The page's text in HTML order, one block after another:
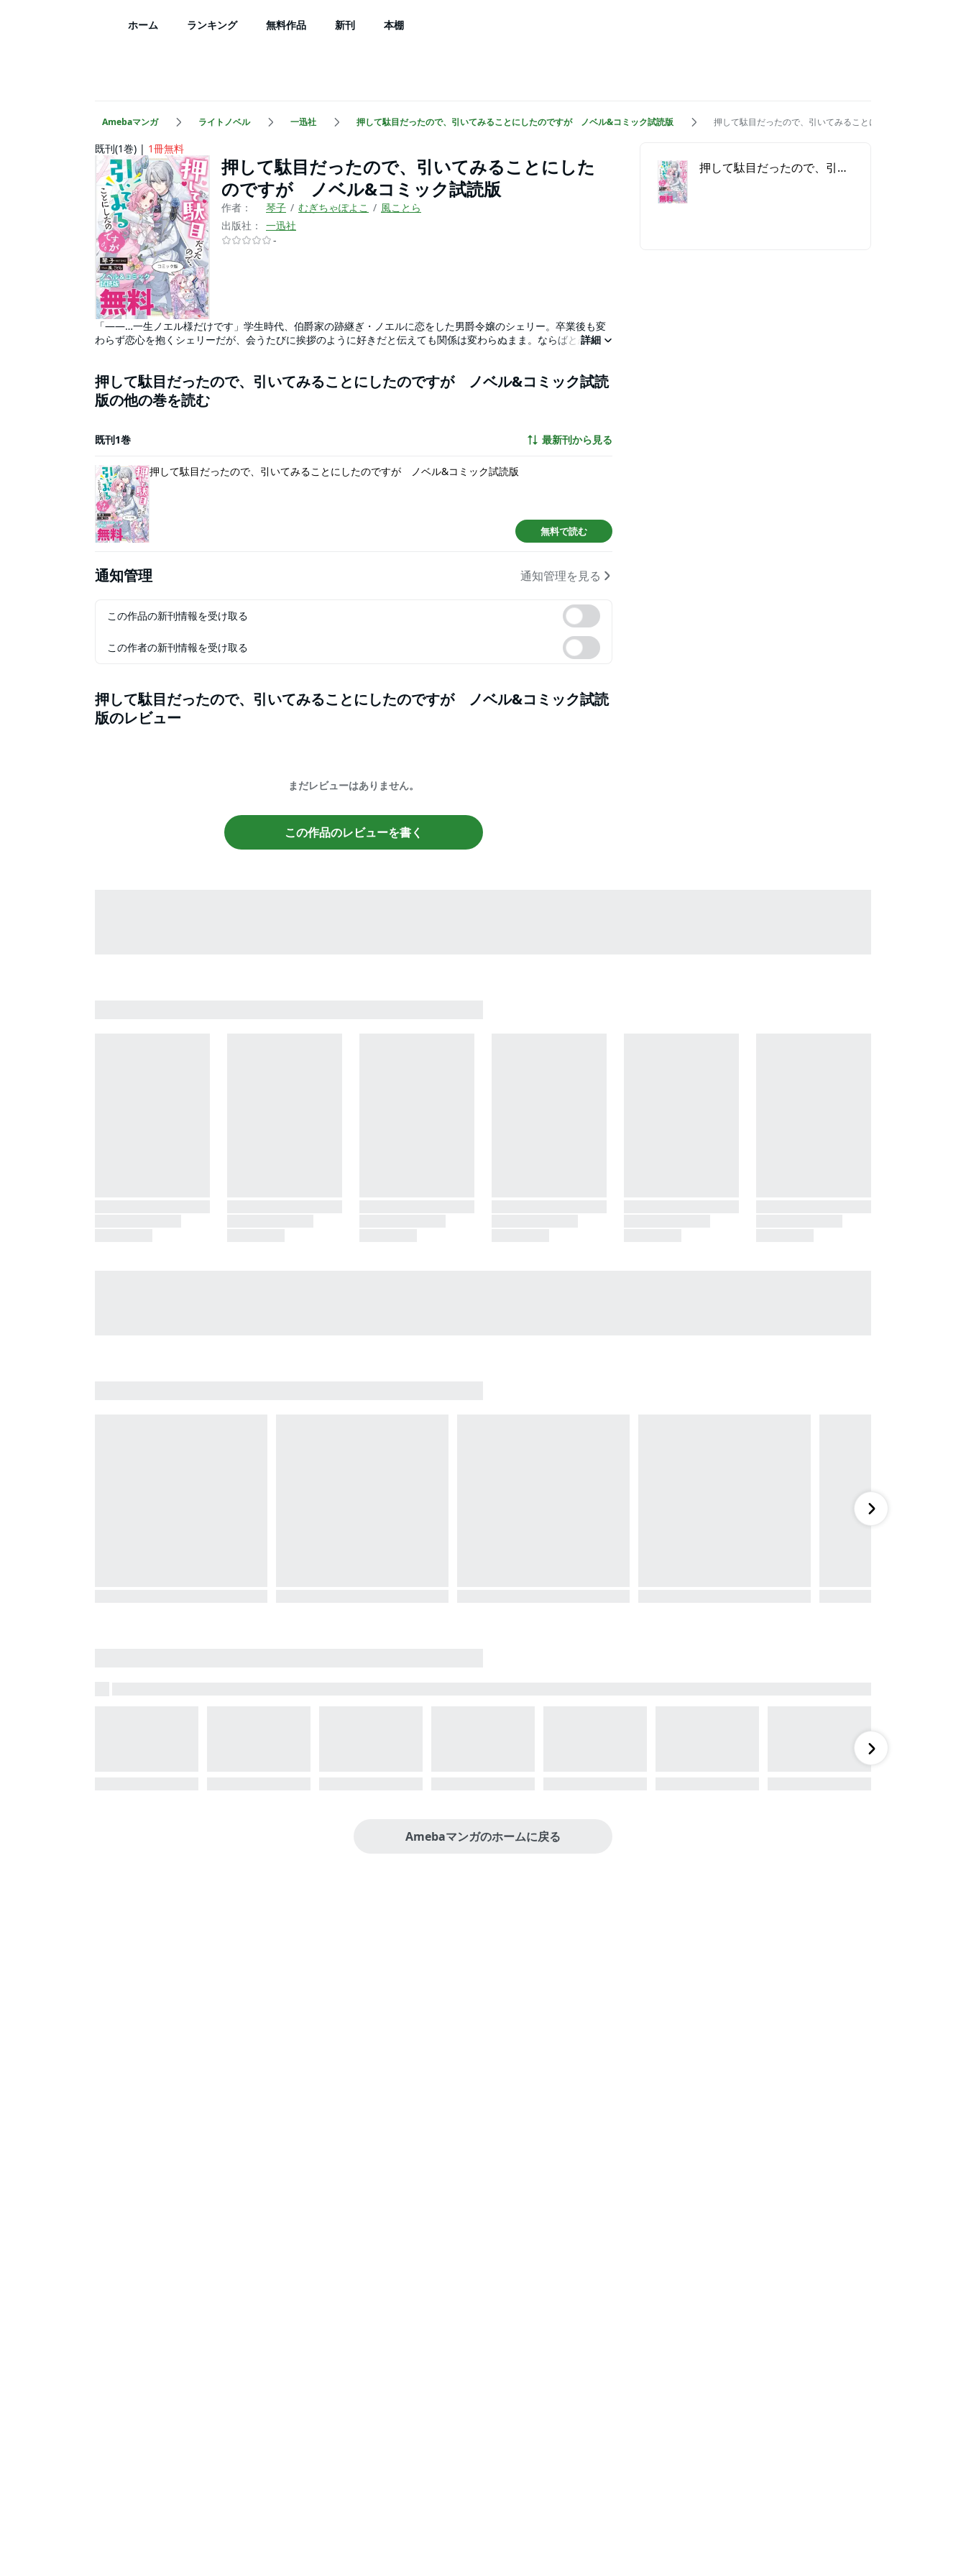
ホーム ランキング 無料作品 新刊 本棚
Amebaマンガ ライトノベル 一迅社 押して駄目だったので、引いてみることにしたのですが ノベル&コミック試読版 押して駄目だったので、引いてみることにしたのですが ノベ
既刊(1巻) 1冊無料
押して駄目だったので、引いてみることにした
のですが ノベル&コミック試読版
作者： 琴子 むぎちゃぽよこ
風ことら
出版社：
一迅社
-
「――…一生ノエル様だけです」学生時代、伯爵家の跡継ぎ・ノエルに恋をした男爵令嬢のシェリー。卒業後も変
わらず恋心を抱くシェリーだが、会うたびに挨拶のように好きだと伝えても関係は変わらぬまま。ならばと恋愛テ
を大増量で収録!!
詳細
押して駄目だったので、引いてみることにしたのですが ノベル&コミック試読
版の他の巻を読む
既刊1巻 最新刊から見る
押して駄目だったので、引いてみることにしたのですが ノベル&コミック試読版
無料で読む
通知管理 通知管理を見る
この作品の新刊情報を受け取る
この作者の新刊情報を受け取る
押して駄目だったので、引いてみることにしたのですが ノベル&コミック試読
版のレビュー
まだレビューはありません。
この作品のレビューを書く
押して駄目だったので、引いてみることにしたのですが ノベル&コミック試読版
Amebaマンガのホームに戻る